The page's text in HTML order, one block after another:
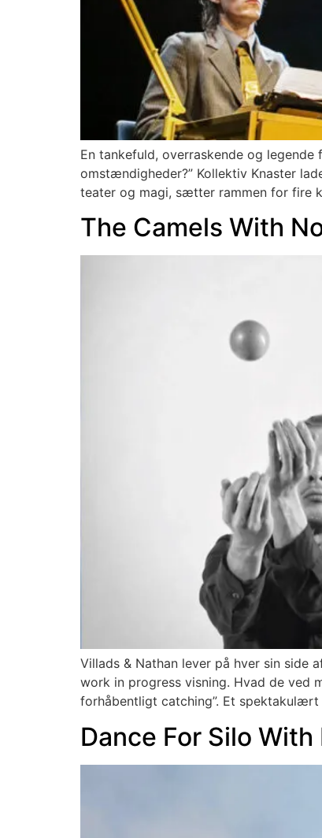
En tankefuld, overraskende og legende
omstændigheder?” Kollektiv Knaster
teater og magi, sætter rammen for fire
The Camels With
Villads & Nathan lever på hver sin side
work in progress visning. Hvad de ved
forhåbentligt catching”. Et
Dance For Silo